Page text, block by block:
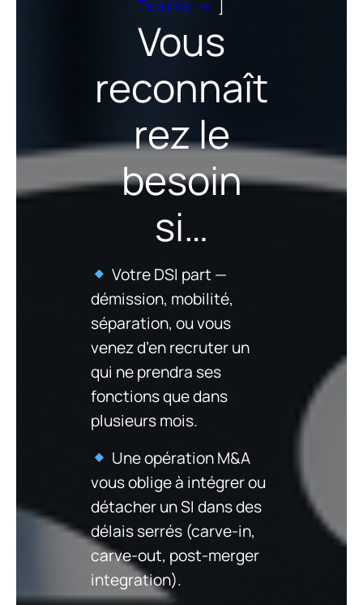
Teams → ]
Vous
reconnaît
rez le
besoin
si…
Votre DSI part —
démission, mobilité,
séparation, ou vous
venez d’en recruter un
qui ne prendra ses
fonctions que dans
plusieurs mois.
Une opération M&A
vous oblige à intégrer ou
détacher un SI dans des
délais serrés (carve-in,
carve-out, post-merger
integration).